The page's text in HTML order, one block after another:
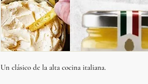
Un clásico de la alta cocina italiana.